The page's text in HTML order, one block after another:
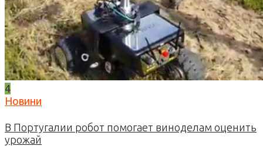
4
Новини
В Португалии робот помогает виноделам оценить
урожай